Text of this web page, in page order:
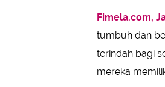
Stop
Konsumsi
Hindari
Fimela.com,
tumbuh dan
terindah bagi
mereka